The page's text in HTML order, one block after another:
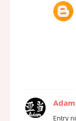
Adam
Entry